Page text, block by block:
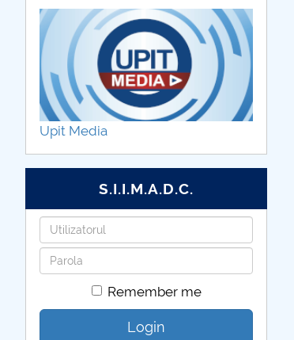
Upit Media
S.I.I.M.A.D.C.
Username
Password
Remember me
Login